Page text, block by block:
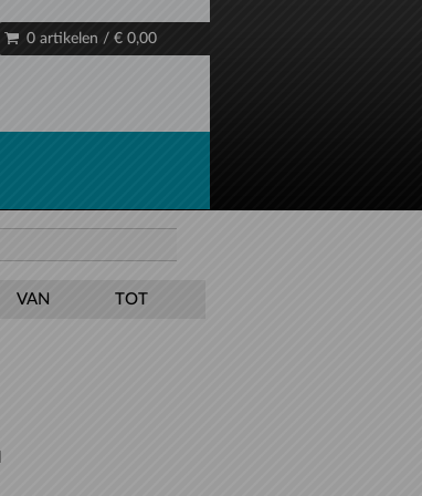
0 artikelen / € 0,00
VAN TOT